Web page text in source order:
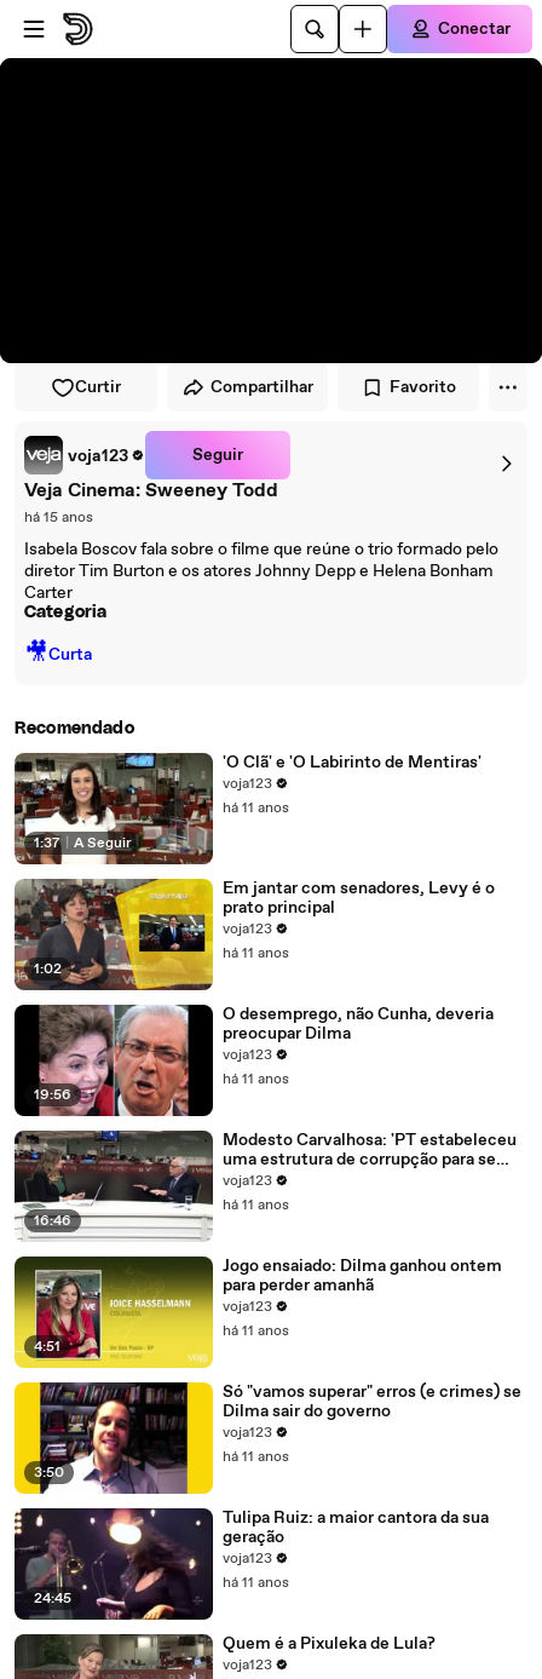
Pular para o player
Ir para o conteúdo principal
Conectar
Curtir Compartilhar Favorito
voja123 Seguir
Veja Cinema: Sweeney Todd
há 15 anos
Isabela Boscov fala sobre o filme que reúne o trio formado pelo
diretor Tim Burton e os atores Johnny Depp e Helena Bonham
Carter
Categoria
🎥Curta
Recomendado
1:37 A Seguir
'O Clã' e 'O Labirinto de Mentiras'
voja123
há 11 anos
1:02
Em jantar com senadores, Levy é o
prato principal
voja123
há 11 anos
19:56
O desemprego, não Cunha, deveria
preocupar Dilma
voja123
há 11 anos
16:46
Modesto Carvalhosa: 'PT estabeleceu
uma estrutura de corrupção para se
manter no poder'
voja123
há 11 anos
4:51
Jogo ensaiado: Dilma ganhou ontem
para perder amanhã
voja123
há 11 anos
3:50
Só "vamos superar" erros (e crimes) se
Dilma sair do governo
voja123
há 11 anos
24:45
Tulipa Ruiz: a maior cantora da sua
geração
voja123
há 11 anos
Quem é a Pixuleka de Lula?
voja123